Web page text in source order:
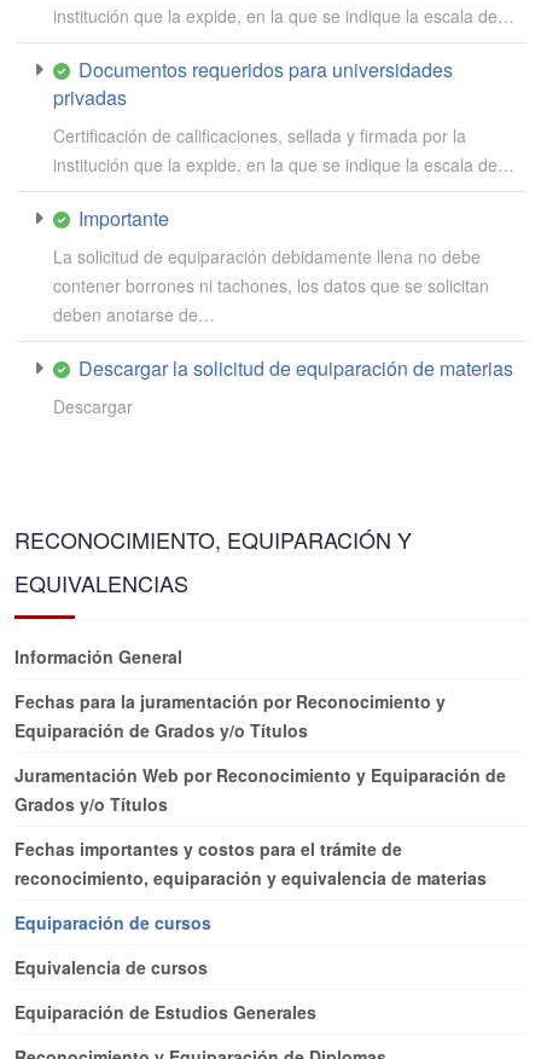
institución que la expide, en la que se indique la escala de…
Documentos requeridos para universidades
privadas
Certificación de calificaciones, sellada y firmada por la
institución que la expide, en la que se indique la escala de…
Importante
La solicitud de equiparación debidamente llena no debe
contener borrones ni tachones, los datos que se solicitan
deben anotarse de…
Descargar la solicitud de equiparación de materias
Descargar
RECONOCIMIENTO, EQUIPARACIÓN Y
EQUIVALENCIAS
Información General
Fechas para la juramentación por Reconocimiento y
Equiparación de Grados y/o Títulos
Juramentación Web por Reconocimiento y Equiparación de
Grados y/o Títulos
Fechas importantes y costos para el trámite de
reconocimiento, equiparación y equivalencia de materias
Equiparación de cursos
Equivalencia de cursos
Equiparación de Estudios Generales